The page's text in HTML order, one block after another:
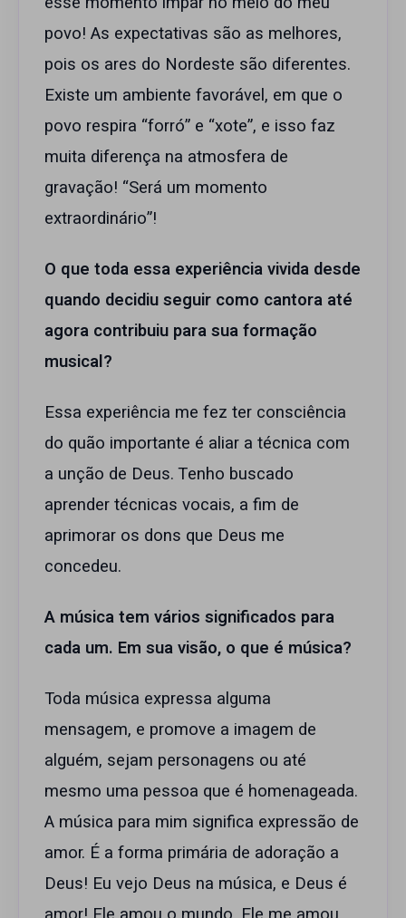
povo! As expectativas são as melhores,
pois os ares do Nordeste são diferentes.
Existe um ambiente favorável, em que o
povo respira “forró” e “xote”, e isso faz
muita diferença na atmosfera de
gravação! “Será um momento
extraordinário”!
O que toda essa experiência vivida desde
quando decidiu seguir como cantora até
agora contribuiu para sua formação
musical?
Essa experiência me fez ter consciência
do quão importante é aliar a técnica com
a unção de Deus. Tenho buscado
aprender técnicas vocais, a fim de
aprimorar os dons que Deus me
concedeu.
A música tem vários significados para
cada um. Em sua visão, o que é música?
Toda música expressa alguma
mensagem, e promove a imagem de
alguém, sejam personagens ou até
mesmo uma pessoa que é homenageada.
A música para mim significa expressão de
amor. É a forma primária de adoração a
Deus! Eu vejo Deus na música, e Deus é